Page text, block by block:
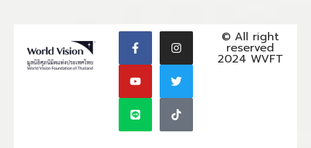
© All right
reserved
2024 WVFT